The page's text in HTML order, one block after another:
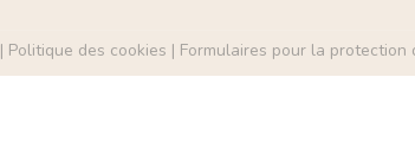
| Politique des cookies | Formulaires pour la protection